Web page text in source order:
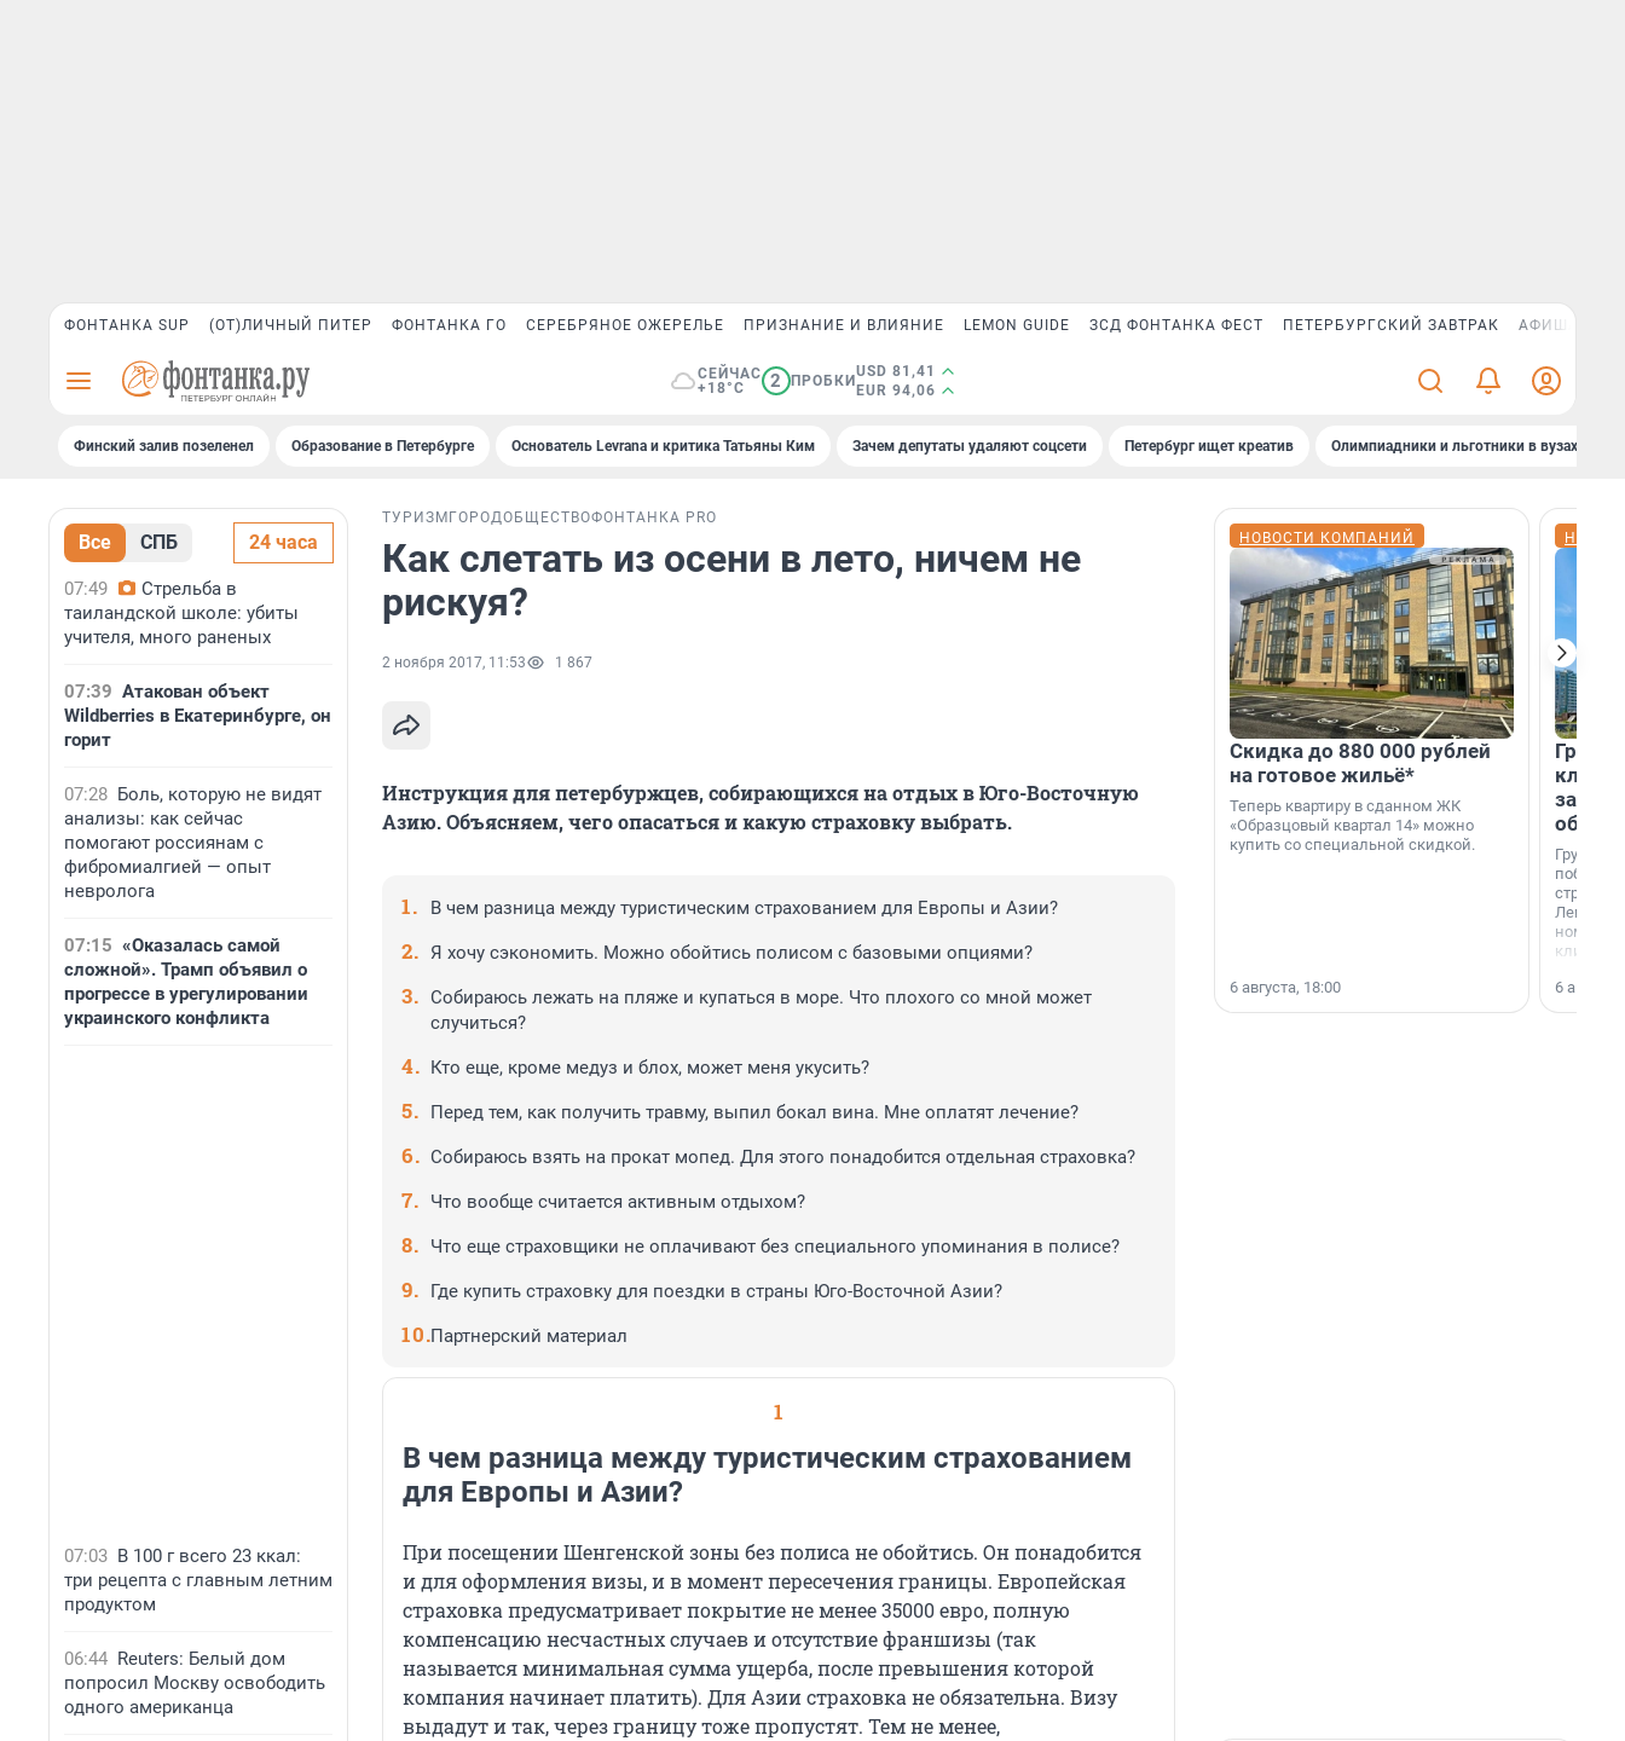
ФОНТАНКА SUP (ОТ)ЛИЧНЫЙ ПИТЕР ФОНТАНКА ГО СЕРЕБРЯНОЕ ОЖЕРЕЛЬЕ ПРИЗНАНИЕ И ВЛИЯНИЕ LEMON GUIDE ЗСД ФОНТАНКА ФЕСТ ПЕТЕРБУРГСКИЙ ЗАВТРАК АФИША PLUS
СЕЙЧАС
+18°C
2 ПРОБКИ
USD 81,41
EUR 94,06
Финский залив позеленел Образование в Петербурге Основатель Levrana и критика Татьяны Ким Зачем депутаты удаляют соцсети Петербург ищет креатив Олимпиадники и льготники в вузах СПб
Все СПБ 24 часа
07:49
Стрельба в
таиландской школе: убиты
учителя, много раненых
07:39 Атакован объект
Wildberries в Екатеринбурге, он
горит
07:28 Боль, которую не видят
анализы: как сейчас
помогают россиянам с
фибромиалгией — опыт
невролога
07:15 «Оказалась самой
сложной». Трамп объявил о
прогрессе в урегулировании
украинского конфликта
07:03 В 100 г всего 23 ккал:
три рецепта с главным летним
продуктом
06:44 Reuters: Белый дом
попросил Москву освободить
одного американца
ТУРИЗМ ГОРОДОБЩЕСТВОФОНТАНКА PRO
Как слетать из осени в лето, ничем не
рискуя?
2 ноября 2017, 11:53 1 867
Инструкция для петербуржцев, собирающихся на отдых в Юго-Восточную
Азию. Объясняем, чего опасаться и какую страховку выбрать.
В чем разница между туристическим страхованием для Европы и Азии?
Я хочу сэкономить. Можно обойтись полисом с базовыми опциями?
Собираюсь лежать на пляже и купаться в море. Что плохого со мной может
случиться?
Кто еще, кроме медуз и блох, может меня укусить?
Перед тем, как получить травму, выпил бокал вина. Мне оплатят лечение?
Собираюсь взять на прокат мопед. Для этого понадобится отдельная страховка?
Что вообще считается активным отдыхом?
Что еще страховщики не оплачивают без специального упоминания в полисе?
Где купить страховку для поездки в страны Юго-Восточной Азии?
Партнерский материал
1
В чем разница между туристическим страхованием
для Европы и Азии?
При посещении Шенгенской зоны без полиса не обойтись. Он понадобится
и для оформления визы, и в момент пересечения границы. Европейская
страховка предусматривает покрытие не менее 35000 евро, полную
компенсацию несчастных случаев и отсутствие франшизы (так
называется минимальная сумма ущерба, после превышения которой
компания начинает платить). Для Азии страховка не обязательна. Визу
выдадут и так, через границу тоже пропустят. Тем не менее,
НОВОСТИ КОМПАНИЙ
Скидка до 880 000 рублей
на готовое жильё*
Теперь квартиру в сданном ЖК
«Образцовый квартал 14» можно
купить со специальной скидкой.
6 августа, 18:00
Группа
области».
6